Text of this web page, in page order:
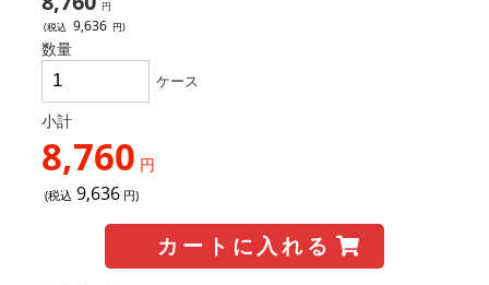
円
(税込 9,636 円)
数量
ケース
小計
8,760 円
(税込 9,636 円)
カートに入れる